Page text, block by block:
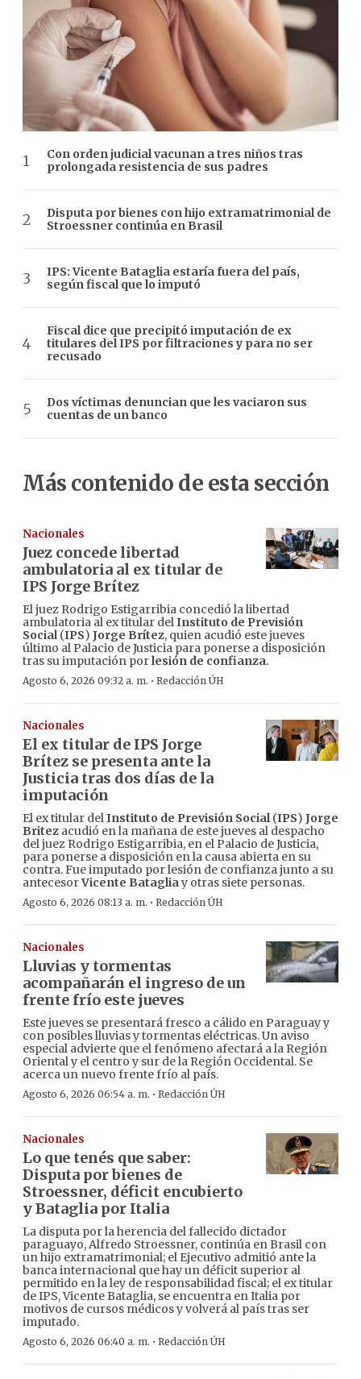
Con orden judicial vacunan a tres niños tras
prolongada resistencia de sus padres
Disputa por bienes con hijo extramatrimonial de
Stroessner continúa en Brasil
IPS: Vicente Bataglia estaría fuera del país,
según fiscal que lo imputó
Fiscal dice que precipitó imputación de ex
titulares del IPS por filtraciones y para no ser
recusado
Dos víctimas denuncian que les vaciaron sus
cuentas de un banco
Más contenido de esta sección
Nacionales
Juez concede libertad
ambulatoria al ex titular de
IPS Jorge Brítez
El juez Rodrigo Estigarribia concedió la libertad
ambulatoria al ex titular delInstituto de Previsión
Social(IPS) Jorge Brítez, quien acudió este jueves
último al Palacio de Justicia para ponerse a disposición
tras su imputación porlesión de confianza.
Agosto 6, 2026 09:32 a. m. · Redacción ÚH
Nacionales
El ex titular de IPS Jorge
Brítez se presenta ante la
Justicia tras dos días de la
imputación
El ex titular delInstituto de Previsión Social(IPS) Jorge
Britez acudió en la mañana de este jueves al despacho
del juez Rodrigo Estigarribia, en el Palacio de Justicia,
para ponerse a disposición en la causa abierta en su
contra. Fue imputado por lesión de confianza junto a su
antecesorVicente Batagliay otras siete personas.
Agosto 6, 2026 08:13 a. m. · Redacción ÚH
Nacionales
Lluvias y tormentas
acompañarán el ingreso de un
frente frío este jueves
Este jueves se presentará fresco a cálido en Paraguay y
con posibles lluvias y tormentas eléctricas. Un aviso
especial advierte que el fenómeno afectará a la Región
Oriental y el centro y sur de la Región Occidental. Se
acerca un nuevo frente frío al país.
Agosto 6, 2026 06:54 a. m. · Redacción ÚH
Nacionales
Lo que tenés que saber:
Disputa por bienes de
Stroessner, déficit encubierto
y Bataglia por Italia
La disputa por la herencia del fallecido dictador
paraguayo, Alfredo Stroessner, continúa en Brasil con
un hijo extramatrimonial; el Ejecutivo admitió ante la
banca internacional que hay un déficit superior al
permitido en la ley de responsabilidad fiscal; el ex titular
de IPS, Vicente Bataglia, se encuentra en Italia por
motivos de cursos médicos y volverá al país tras ser
imputado.
Agosto 6, 2026 06:40 a. m. · Redacción ÚH